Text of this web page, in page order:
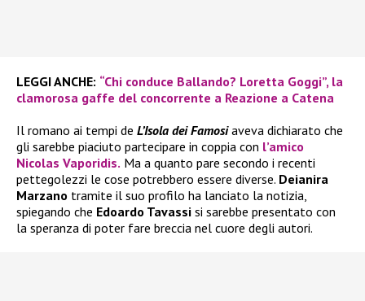
LEGGI ANCHE: “Chi conduce Ballando? Loretta Goggi”, la
clamorosa gaffe del concorrente a Reazione a Catena
Il romano ai tempi de L’Isola dei Famosiaveva dichiarato che
gli sarebbe piaciuto partecipare in coppia con l’amico
Nicolas Vaporidis. Ma a quanto pare secondo i recenti
pettegolezzi le cose potrebbero essere diverse. Deianira
Marzano tramite il suo profilo ha lanciato la notizia,
spiegando che Edoardo Tavassi si sarebbe presentato con
la speranza di poter fare breccia nel cuore degli autori.